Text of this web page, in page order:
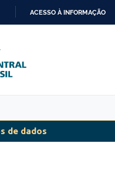
ACESSO À INFORMAÇÃO
de dados